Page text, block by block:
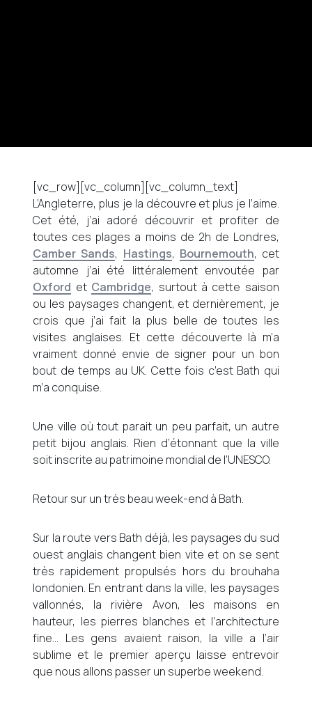
[vc_row][vc_column][vc_column_text]
L’Angleterre, plus je la découvre et plus je l’aime.
Cet été, j’ai adoré découvrir et profiter de
toutes ces plages a moins de 2h de Londres,
Camber Sands, Hastings, Bournemouth, cet
automne j’ai été littéralement envoutée par
Oxford et Cambridge, surtout à cette saison
ou les paysages changent, et dernièrement, je
crois que j’ai fait la plus belle de toutes les
visites anglaises. Et cette découverte là m’a
vraiment donné envie de signer pour un bon
bout de temps au UK. Cette fois c’est Bath qui
m’a conquise.
Une ville où tout parait un peu parfait, un autre
petit bijou anglais. Rien d’étonnant que la ville
soit inscrite au patrimoine mondial de l’UNESCO.
Retour sur un très beau week-end à Bath.
Sur la route vers Bath déjà, les paysages du sud
ouest anglais changent bien vite et on se sent
très rapidement propulsés hors du brouhaha
londonien. En entrant dans la ville, les paysages
vallonnés, la rivière Avon, les maisons en
hauteur, les pierres blanches et l’architecture
fine… Les gens avaient raison, la ville a l’air
sublime et le premier aperçu laisse entrevoir
que nous allons passer un superbe weekend.